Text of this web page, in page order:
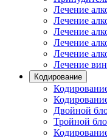
Лечение
Лечение
Лечение
Лечение
Лечение
Лечение
Кодирование
Двойной
Тройной